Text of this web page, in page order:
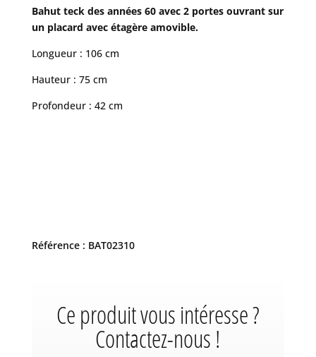
Bahut teck des années 60 avec 2 portes ouvrant sur
un placard avec étagère amovible.
Longueur : 106 cm
Hauteur : 75 cm
Profondeur : 42 cm
Référence : BAT02310
Ce produit vous intéresse ?
Contactez-nous !